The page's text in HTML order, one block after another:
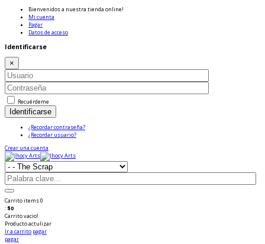
Bienvenidos a nuestra tienda online!
Mi cuenta
Pagar
Datos de acceso
Identificarse
×
Recuérdeme
Identificarse
¿Recordar contraseña?
¿Recordar usuario?
Crear una cuenta
Carritoitems0
:$0
Carrito vacio!
Productoactulizar
Ir a carrito pagar
pagar